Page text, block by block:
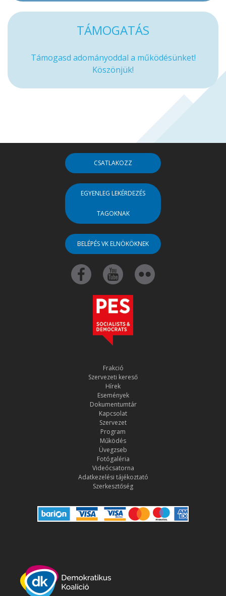
TÁMOGATÁS
Támogasd adományoddal a működésünket!
Köszönjük!
CSATLAKOZZ
EGYENLEG LEKÉRDEZÉS
TAGOKNAK
BELÉPÉS VK ELNÖKÖKNEK
Frakció
Szervezeti kereső
Hírek
Események
Dokumentumtár
Kapcsolat
Szervezet
Program
Működés
Üvegzseb
Fotógaléria
Videócsatorna
Adatkezelési tájékoztató
Szerkesztőség